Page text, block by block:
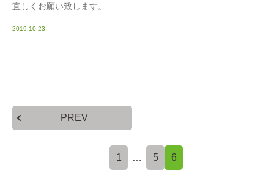
宜しくお願い致します。
2019.10.23
PREV
1 … 5 6